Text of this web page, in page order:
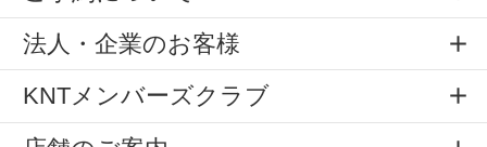
法人・企業のお客様
KNTメンバーズクラブ